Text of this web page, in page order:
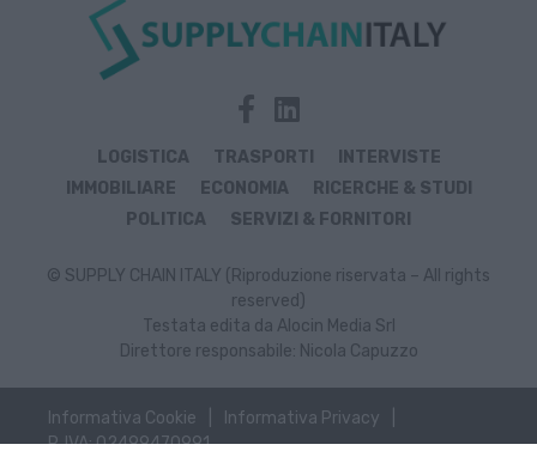
LOGISTICA TRASPORTI
INTERVISTE
IMMOBILIARE
ECONOMIA
RICERCHE & STUDI
POLITICA
SERVIZI & FORNITORI
© SUPPLY CHAIN ITALY (Riproduzione riservata – All rights
reserved)
Testata edita da Alocin Media Srl
Direttore responsabile: Nicola Capuzzo
Informativa Cookie
Informativa Privacy
P. IVA: 02499470991